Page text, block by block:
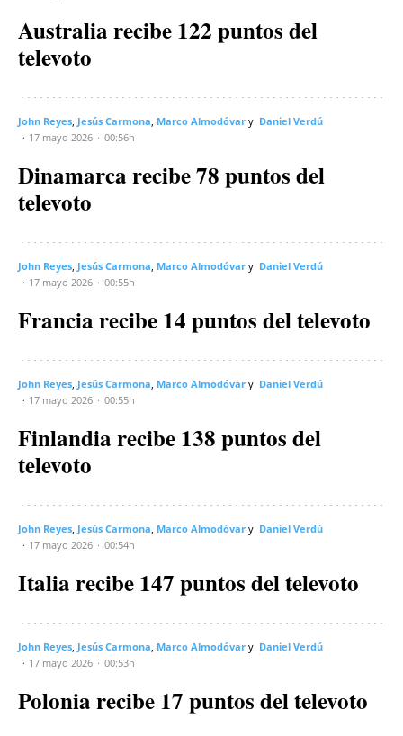
Australia recibe 122 puntos del
televoto
John Reyes Jesús Carmona Marco Almodóvar
Daniel Verdú
17 mayo 2026
00:56h
Dinamarca recibe 78 puntos del
televoto
John Reyes Jesús Carmona Marco Almodóvar
Daniel Verdú
17 mayo 2026
00:55h
Francia recibe 14 puntos del televoto
John Reyes Jesús Carmona Marco Almodóvar
Daniel Verdú
17 mayo 2026
00:55h
Finlandia recibe 138 puntos del
televoto
John Reyes Jesús Carmona Marco Almodóvar
Daniel Verdú
17 mayo 2026
00:54h
Italia recibe 147 puntos del televoto
John Reyes Jesús Carmona Marco Almodóvar
Daniel Verdú
17 mayo 2026
00:53h
Polonia recibe 17 puntos del televoto